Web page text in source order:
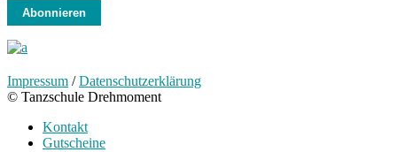
Impressum /Datenschutzerklärung
© Tanzschule Drehmoment
Kontakt
Gutscheine